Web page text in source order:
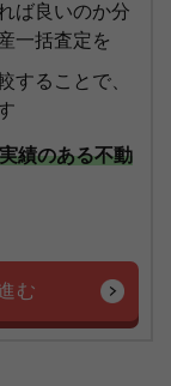
ば良いのか分
一括査定を
することで、
績のある不動
む